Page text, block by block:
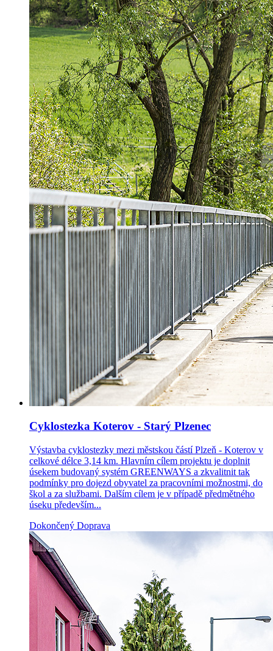
Cyklostezka Koterov - Starý Plzenec
Výstavba cyklostezky mezi městskou částí Plzeň - Koterov v
celkové délce 3,14 km. Hlavním cílem projektu je doplnit
úsekem budovaný systém GREENWAYS a zkvalitnit tak
podmínky pro dojezd obyvatel za pracovními možnostmi, do
škol a za službami. Dalším cílem je v případě předmětného
úseku především...
Dokončený Doprava